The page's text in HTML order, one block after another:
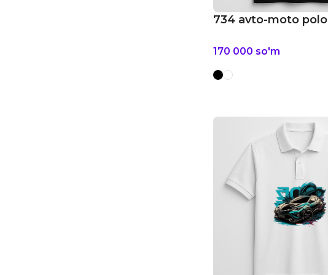
734 avto-moto polo
170 000 so'm